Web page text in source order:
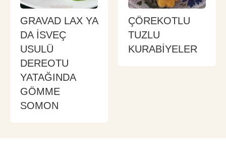
GRAVAD LAX YA
DA İSVEÇ
USULÜ
DEREOTU
YATAĞINDA
GÖMME
SOMON
ÇÖREKOTLU
TUZLU
KURABİYELER